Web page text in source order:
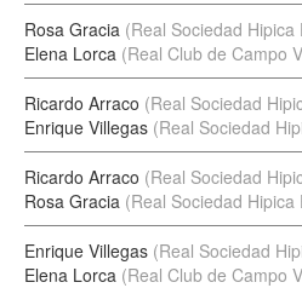
Rosa Gracia (Real Sociedad
Elena Lorca (Real Club de Campo
Ricardo Arraco (Real Sociedad
Enrique Villegas (Real Sociedad
Ricardo Arraco (Real Sociedad
Rosa Gracia (Real Sociedad
Enrique Villegas (Real Sociedad
Elena Lorca (Real Club de Campo